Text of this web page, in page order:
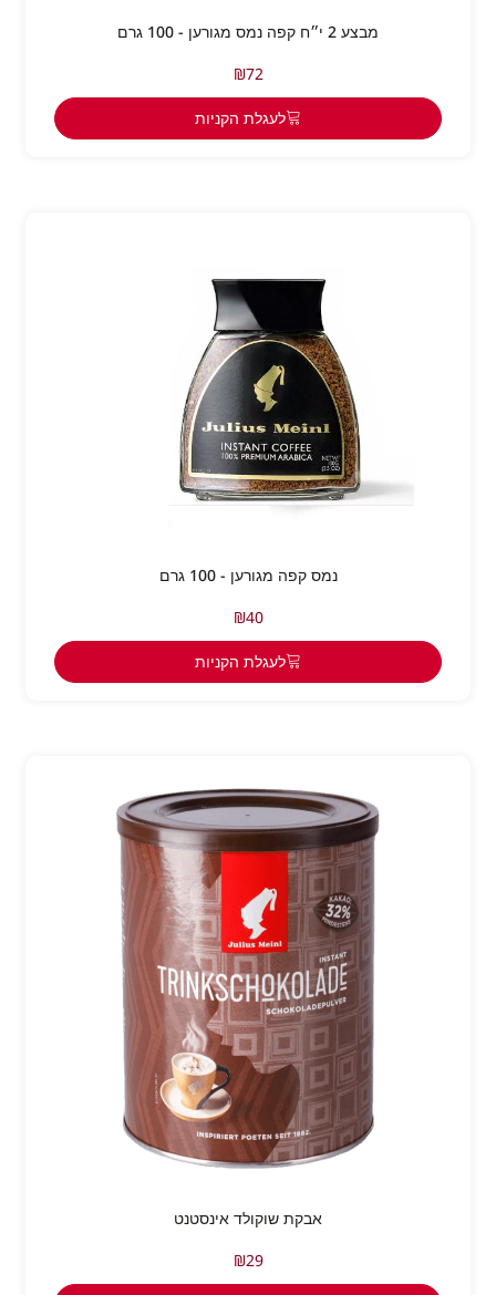
מבצע 2 י״ח קפה נמס מגורען - 100 גרם
₪72
לעגלת הקניות
נמס קפה מגורען - 100 גרם
₪40
לעגלת הקניות
אבקת שוקולד אינסטנט
₪29